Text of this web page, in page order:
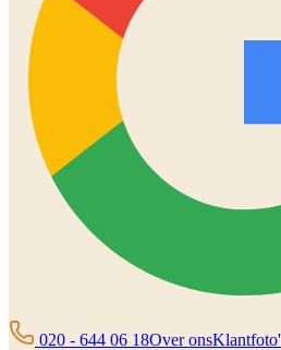
020 - 644 06 18Over ons